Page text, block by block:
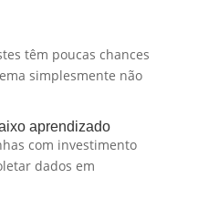
têm poucas chances
simplesmente não
aprendizado
com investimento
dados em